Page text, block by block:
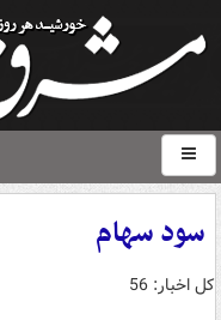
سود سهام
کل اخبار: 56